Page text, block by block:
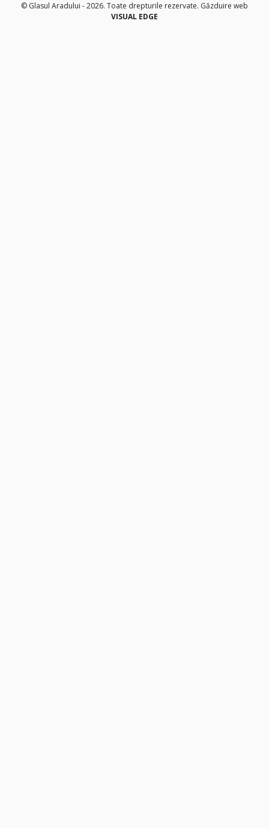
© Glasul Aradului - 2026. Toate drepturile rezervate. Găzduire web
VISUAL EDGE